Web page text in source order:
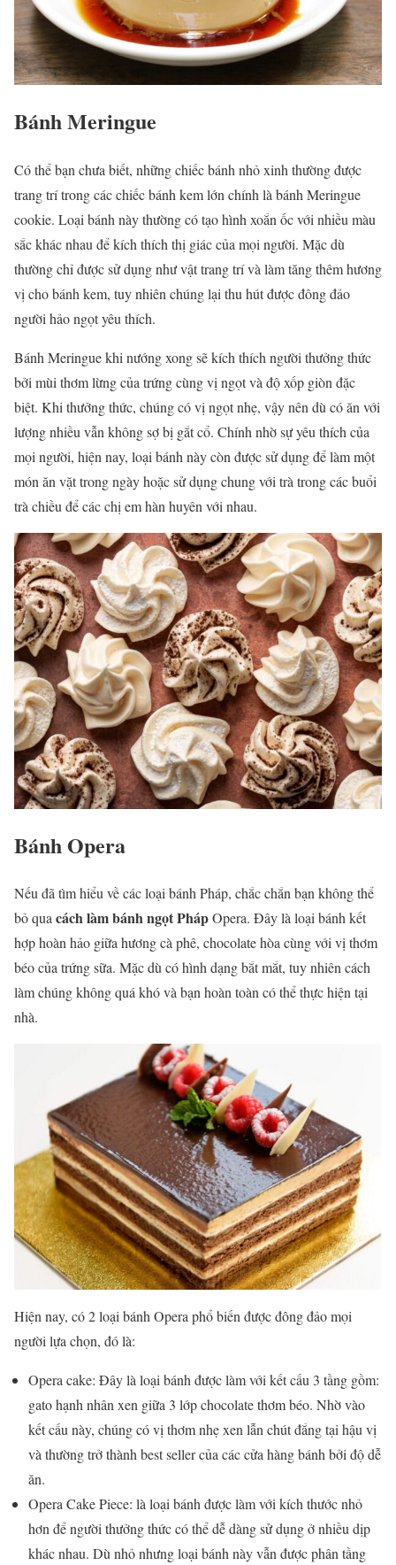
Bánh Meringue
Có thể bạn chưa biết, những chiếc bánh nhỏ xinh thường được
trang trí trong các chiếc bánh kem lớn chính là bánh Meringue
cookie. Loại bánh này thường có tạo hình xoắn ốc với nhiều màu
sắc khác nhau để kích thích thị giác của mọi người. Mặc dù
thường chỉ được sử dụng như vật trang trí và làm tăng thêm hương
vị cho bánh kem, tuy nhiên chúng lại thu hút được đông đảo
người hảo ngọt yêu thích.
Bánh Meringue khi nướng xong sẽ kích thích người thưởng thức
bởi mùi thơm lừng của trứng cùng vị ngọt và độ xốp giòn đặc
biệt. Khi thưởng thức, chúng có vị ngọt nhẹ, vậy nên dù có ăn với
lượng nhiều vẫn không sợ bị gắt cổ. Chính nhờ sự yêu thích của
mọi người, hiện nay, loại bánh này còn được sử dụng để làm một
món ăn vặt trong ngày hoặc sử dụng chung với trà trong các buổi
trà chiều để các chị em hàn huyên với nhau.
Bánh Opera
Nếu đã tìm hiểu về các loại bánh Pháp, chắc chắn bạn không thể
bỏ quacách làm bánh ngọt PhápOpera. Đây là loại bánh kết
hợp hoàn hảo giữa hương cà phê, chocolate hòa cùng với vị thơm
béo của trứng sữa. Mặc dù có hình dạng bắt mắt, tuy nhiên cách
làm chúng không quá khó và bạn hoàn toàn có thể thực hiện tại
nhà.
Hiện nay, có 2 loại bánh Opera phổ biến được đông đảo mọi
người lựa chọn, đó là:
Opera cake: Đây là loại bánh được làm với kết cấu 3 tầng gồm:
gato hạnh nhân xen giữa 3 lớp chocolate thơm béo. Nhờ vào
kết cấu này, chúng có vị thơm nhẹ xen lẫn chút đắng tại hậu vị
và thường trở thành best seller của các cửa hàng bánh bởi độ dễ
ăn.
Opera Cake Piece: là loại bánh được làm với kích thước nhỏ
hơn để người thưởng thức có thể dễ dàng sử dụng ở nhiều dịp
khác nhau. Dù nhỏ nhưng loại bánh này vẫn được phân tầng